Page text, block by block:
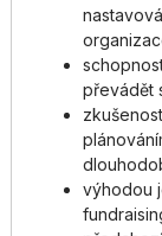
převádět
výhodou